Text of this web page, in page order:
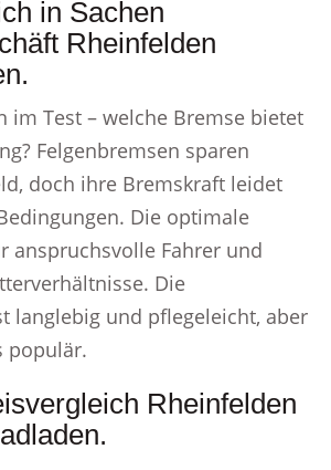
in Sachen
Rheinfelden
im Test – welche Bremse bietet
Felgenbremsen sparen
doch ihre Bremskraft leidet
Die optimale
anspruchsvolle Fahrer und
Die
langlebig und pflegeleicht, aber
populär.
Rheinfelden